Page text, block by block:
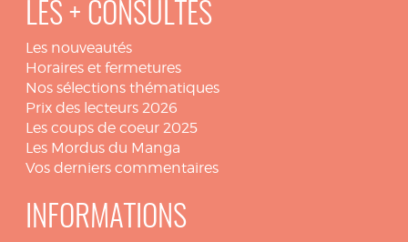
LES + CONSULTÉS
Les nouveautés
Horaires et fermetures
Nos sélections thématiques
Prix des lecteurs 2026
Les coups de coeur 2025
Les Mordus du Manga
Vos derniers commentaires
INFORMATIONS